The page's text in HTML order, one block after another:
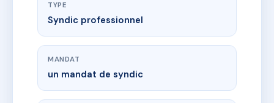
TYPE
Syndic professionnel
MANDAT
un mandat de syndic